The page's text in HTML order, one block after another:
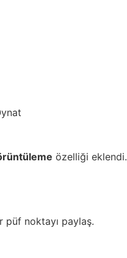
özelliği eklendi.
püf noktayı paylaş.